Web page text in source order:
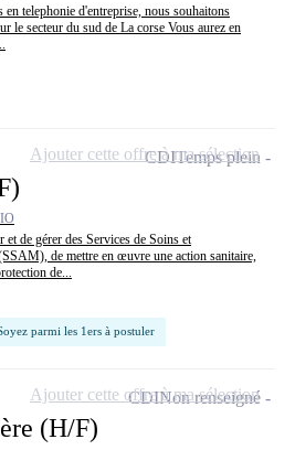
telephonie d'entreprise, nous souhaitons
le secteur du sud de La corse Vous aurez en
de gérer des Services de Soins et
de mettre en œuvre une action sanitaire,
de...
parmi les 1ers à postuler
CDITemps plein
Ajouter cette offre à ma sélection
(H/F)
CDINon renseigné
Ajouter cette offre à ma sélection